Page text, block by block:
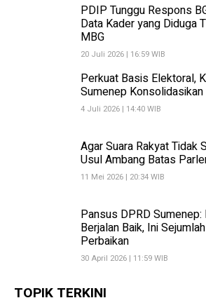
PDIP Tunggu Respons
Data Kader yang Diduga
MBG
20 Juli 2026 | 16:59 WIB
Perkuat Basis Elektoral,
Sumenep
4 Juli 2026 | 14:40 WIB
Agar Suara Rakyat Tidak
Usul Ambang Batas
11 Mei 2026 | 20:34 WIB
Pansus DPRD
Berjalan Baik, Ini
Perbaikan
30 April 2026 | 11:59 WIB
TOPIK TERKINI